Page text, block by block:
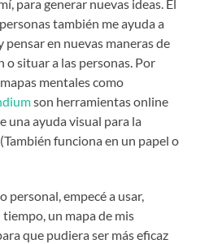
para generar nuevas ideas. El
también me ayuda a
pensar en nuevas maneras de
situar a las personas. Por
mentales como
son herramientas online
una ayuda visual para la
funciona en un papel o
personal, empecé a usar,
un mapa de mis
que pudiera ser más eficaz